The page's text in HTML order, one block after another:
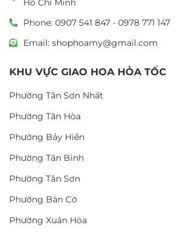
Hồ Chí Minh
Phone: 0907 541 847 - 0978 771 147
Email: shophoamy@gmail.com
KHU VỰC GIAO HOA HỎA TỐC
Phường Tân Sơn Nhất
Phường Tân Hòa
Phường Bảy Hiền
Phường Tân Bình
Phường Tân Sơn
Phường Bàn Cờ
Phường Xuân Hòa